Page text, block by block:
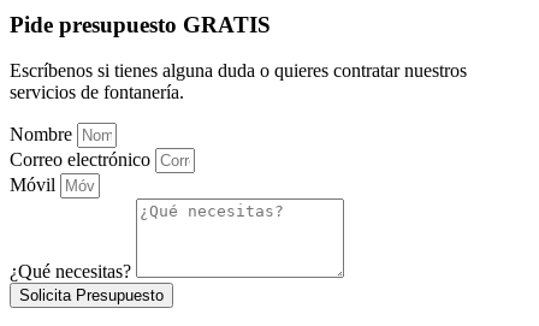
Pide presupuesto GRATIS
Escríbenos si tienes alguna duda o quieres contratar nuestros
servicios de fontanería.
Nombre
Correo electrónico
Móvil
¿Qué necesitas?
Solicita Presupuesto